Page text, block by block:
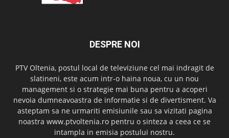
DESPRE NOI
PTV Oltenia, postul local de televiziune cel mai indragit de
slatineni, este acum intr-o haina noua, cu un nou
management si o strategie mai buna pentru a acoperi
nevoia dumneavoastra de informatie si de divertisment. Va
asteptam sa ne urmariti emisiunile sau sa vizitati pagina
noastra www.ptvoltenia.ro pentru o sinteza a ceea ce se
intampla in emisia postului nostru.